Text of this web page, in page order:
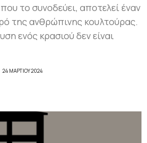
το συνοδεύει, αποτελεί έναν
της ανθρώπινης κουλτούρας.
ενός κρασιού δεν είναι
24 ΜΑΡΤΊΟΥ 2024